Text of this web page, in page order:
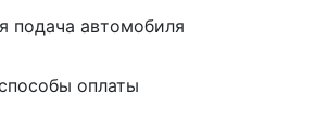
подача автомобиля
оплаты